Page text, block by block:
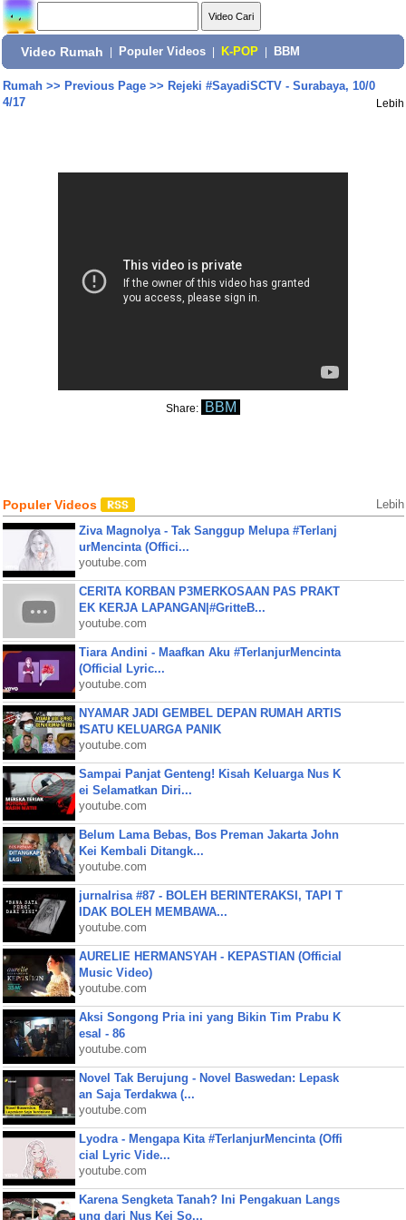
Video Rumah Populer Videos K-POP BBM
Rumah>> Previous Page>> Rejeki #SayadiSCTV - Surabaya, 10/0
4/17
Lebih
Share: BBM
Populer Videos Lebih
Ziva Magnolya - Tak Sanggup Melupa #Terlanj
urMencinta (Offici...
youtube.com
CERITA KORBAN P3MERKOSAAN PAS PRAKT
EK KERJA LAPANGAN|#GritteB...
youtube.com
Tiara Andini - Maafkan Aku #TerlanjurMencinta
(Official Lyric...
youtube.com
NYAMAR JADI GEMBEL DEPAN RUMAH ARTIS
❗SATU KELUARGA PANIK
youtube.com
Sampai Panjat Genteng! Kisah Keluarga Nus K
ei Selamatkan Diri...
youtube.com
Belum Lama Bebas, Bos Preman Jakarta John
Kei Kembali Ditangk...
youtube.com
jurnalrisa #87 - BOLEH BERINTERAKSI, TAPI T
IDAK BOLEH MEMBAWA...
youtube.com
AURELIE HERMANSYAH - KEPASTIAN (Official
Music Video)
youtube.com
Aksi Songong Pria ini yang Bikin Tim Prabu K
esal - 86
youtube.com
Novel Tak Berujung - Novel Baswedan: Lepask
an Saja Terdakwa (...
youtube.com
Lyodra - Mengapa Kita #TerlanjurMencinta (Offi
cial Lyric Vide...
youtube.com
Karena Sengketa Tanah? Ini Pengakuan Langs
ung dari Nus Kei So...